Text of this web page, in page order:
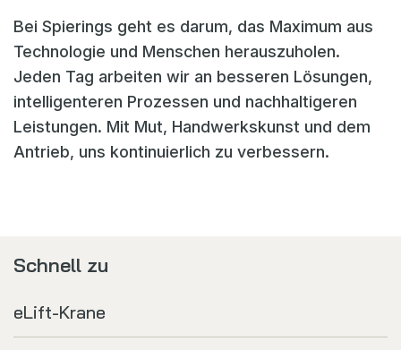
Bei Spierings geht es darum, das Maximum aus
Technologie und Menschen herauszuholen.
Jeden Tag arbeiten wir an besseren Lösungen,
intelligenteren Prozessen und nachhaltigeren
Leistungen. Mit Mut, Handwerkskunst und dem
Antrieb, uns kontinuierlich zu verbessern.
Schnell zu
eLift-Krane